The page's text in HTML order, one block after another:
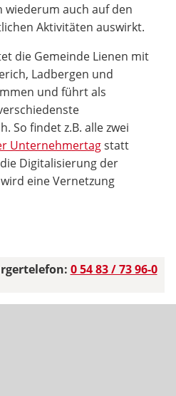
wiederum auch auf den
Aktivitäten auswirkt.
die Gemeinde Lienen mit
Ladbergen und
und führt als
So findet z.B. alle zwei
Unternehmertagstatt
Digitalisierung der
eine Vernetzung
0 54 83 / 73 96-0